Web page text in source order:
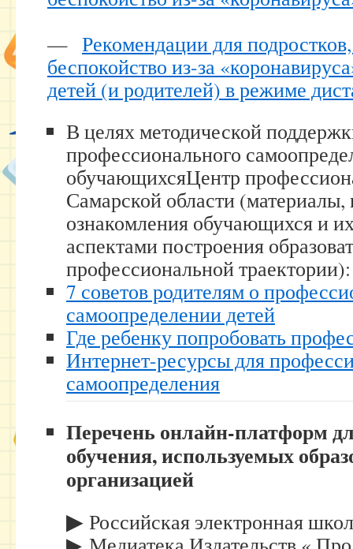
— Рекомендации для
беспокойство из-за
детей (и родителей) в режиме
В целях методической
профессионального
обучающихсяЦентр
Самарской области
ознакомления обучающихся и
аспектами построения
профессиональной траектории):
7 советов родителям о
самоопределении детей
Где ребенку попробовать
Интернет-ресурсы для
самоопределения
Перечень онлайн-платформ
обучения, используемых
организацией
▶ Российская электронная